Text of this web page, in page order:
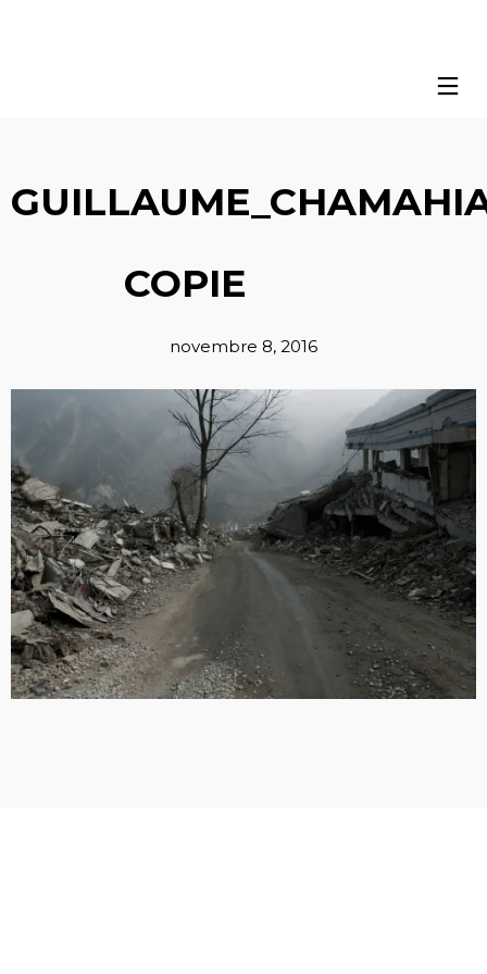
COPIE
novembre 8, 2016